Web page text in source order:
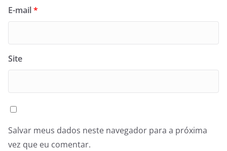
E-mail*
Site
Salvar meus dados neste navegador para a próxima
vez que eu comentar.